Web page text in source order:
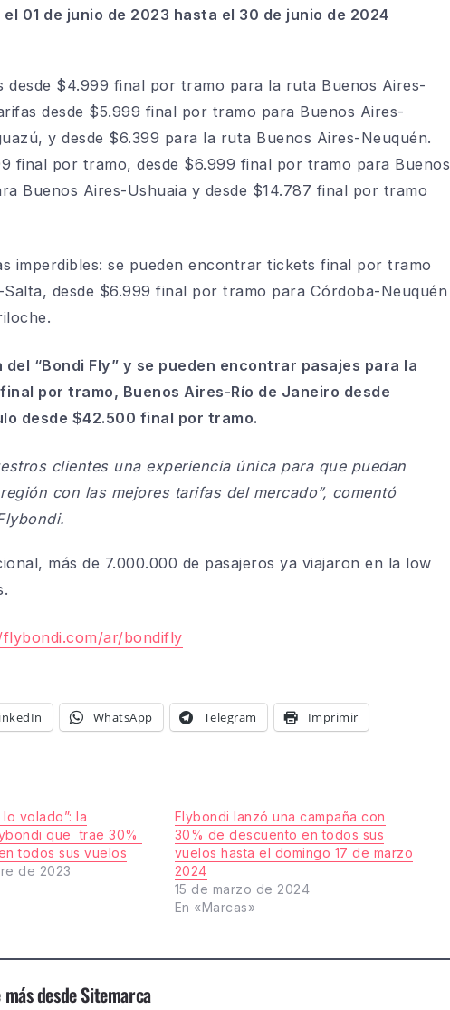
01 de junio de 2023 hasta el 30 de junio de 2024
$4.999 final por tramo para la ruta Buenos Aires-
desde $5.999 final por tramo para Buenos Aires-
y desde $6.399 para la ruta Buenos Aires-Neuquén.
final por tramo, desde $6.999 final por tramo para Buenos
Buenos Aires-Ushuaia y desde $14.787 final por tramo
imperdibles: se pueden encontrar tickets final por tramo
desde $6.999 final por tramo para Córdoba-Neuquén
“Bondi Fly” y se pueden encontrar pasajes para la
por tramo, Buenos Aires-Río de Janeiro desde
desde $42.500 final por tramo.
clientes una experiencia única para que puedan
con las mejores tarifas del mercado”, comentó
más de 7.000.000 de pasajeros ya viajaron en la low
ar/bondifly
WhatsApp Telegram Imprimir
volado”: la
que trae 30%
todos sus vuelos
de 2023
Flybondi lanzó una campaña con
30% de descuento en todos sus
vuelos hasta el domingo 17 de marzo
2024
15 de marzo de 2024
En «Marcas»
desde Sitemarca